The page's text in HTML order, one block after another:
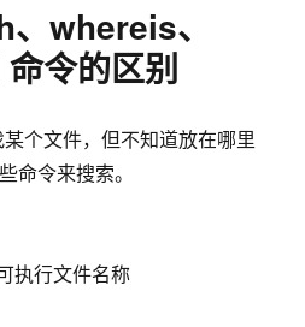
whereis、
令的区别
个文件，但不知道放在哪里
命令来搜索。
执行文件名称